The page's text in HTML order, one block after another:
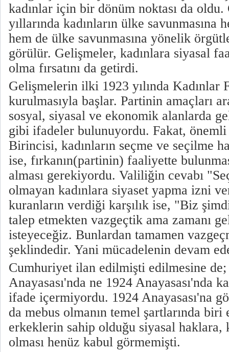
kadınlar için bir dönüm noktası da oldu.
yıllarında kadınların ülke savunmasına
hem de ülke savunmasına yönelik
görülür. Gelişmeler, kadınlara siyasal
olma fırsatını da getirdi.
Gelişmelerin ilki 1923 yılında Kadınlar
kurulmasıyla başlar. Partinin amaçları
sosyal, siyasal ve ekonomik alanlarda
gibi ifadeler bulunuyordu. Fakat,
Birincisi, kadınların seçme ve seçilme
ise, fırkanın(partinin) faaliyette
alması gerekiyordu. Valiliğin cevabı
olmayan kadınlara siyaset yapma izni
kuranların verdiği karşılık ise, "Biz
talep etmekten vazgeçtik ama zamanı
isteyeceğiz. Bunlardan tamamen
şeklindedir. Yani mücadelenin devam
Cumhuriyet ilan edilmişti edilmesine
Anayasası'nda ne 1924 Anayasası'nda
ifade içermiyordu. 1924 Anayasası'na
da mebus olmanın temel şartlarında
erkeklerin sahip olduğu siyasal haklara,
olması henüz kabul görmemişti.